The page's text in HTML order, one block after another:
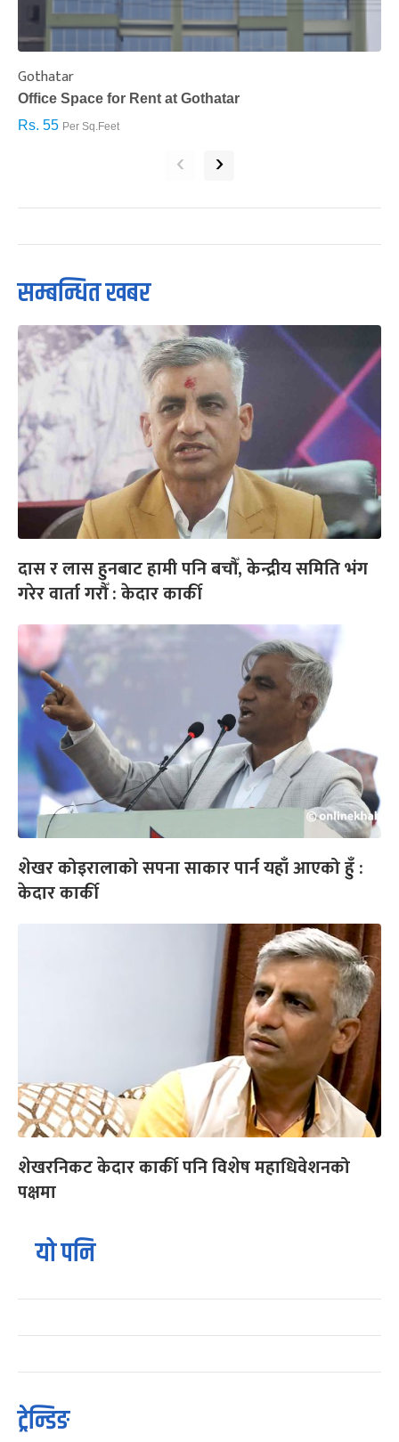
Gothatar
Office Space for Rent at Gothatar
Rs. 55 Per Sq.Feet
‹ ›
सम्बन्धित खबर
दास र लास हुनबाट हामी पनि बचौँ, केन्द्रीय समिति भंग
गरेर वार्ता गरौँ : केदार कार्की
शेखर कोइरालाको सपना साकार पार्न यहाँ आएको हुँ :
केदार कार्की
शेखरनिकट केदार कार्की पनि विशेष महाधिवेशनको
पक्षमा
यो पनि
ट्रेन्डिङ